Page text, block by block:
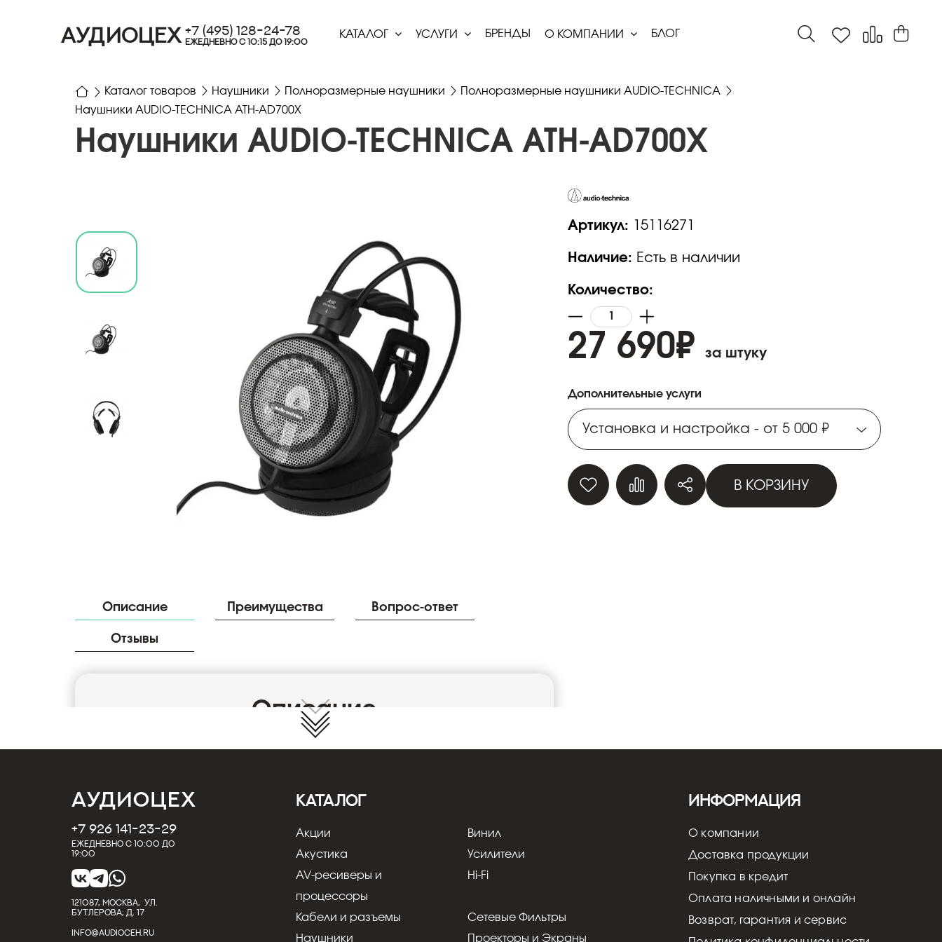
АУДИОЦЕХ +7 (495) 128-24-78
ЕЖЕДНЕВНО С 10:15 ДО 19:00
КАТАЛОГ УСЛУГИ БРЕНДЫ О КОМПАНИИ БЛОГ
Каталог товаров Наушники Полноразмерные наушники
Полноразмерные наушники AUDIO-TECHNICA
Наушники AUDIO-TECHNICA ATH-AD700X
Наушники AUDIO-TECHNICA ATH-AD700X
Описание Преимущества Вопрос-ответ
Отзывы
Описание
давления на уши. Открытый акустический дизайн и современные 53-мм излучатели со
звуковыми катушками с CCAW-обмоткой (плакированный медью алюминий)
обеспечивают объёмное звучание с превосходными высокими и средними частотами.
Оригинальное оголовье 3D Wing автоматически подстраивается под вашу голову и
позволяет наслаждаться первоклассным звуком с подобающим уровнем комфорта.
высококачественный односторонний кабель из бескислородной меди позволяют
наслаждаться качественной музыкой продолжительное время без ощущения
усталости. В комплекте с наушниками идёт переходник 6,3 мм джек.
Производитель Audio-Technica
Артикул: 15116271
Наличие: Есть в наличии
Количество:
27 690₽ за штуку
Дополнительные услуги
Установка и настройка - от 5 000 ₽
Установка и настройка - от 5 000 ₽
Установка и настройка - от 5 000 ₽
В КОРЗИНУ
+7 926 141-23-29
Ежедневно с 10:00 до
19:00
121087, МОСКВА, УЛ.
БУТЛЕРОВА, Д. 17
INFO@AUDIOCEH.RU
КАТАЛОГ
Акции
Винил
Акустика
Усилители
AV-ресиверы и
процессоры
Hi-Fi
Кабели и разъемы
Сетевые Фильтры
Наушники
Проекторы и Экраны
Информация
О компании
Доставка продукции
Покупка в кредит
Оплата наличными и онлайн
Возврат, гарантия и сервис